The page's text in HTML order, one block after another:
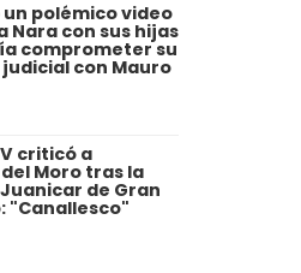
polémico video
Nara con sus hijas
comprometer su
con Mauro
criticó a
Moro tras la
de Gran
"Canallesco"